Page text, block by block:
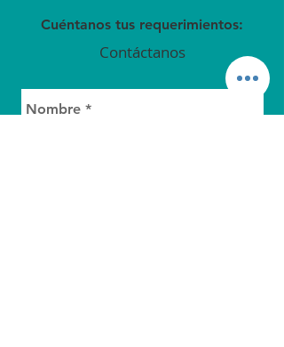
Cuéntanos tus requerimientos:
Contáctanos